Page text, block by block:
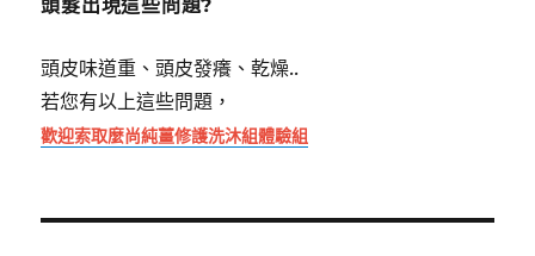
頭髮出現這些問題?
頭皮味道重、頭皮發癢、乾燥..
若您有以上這些問題，
歡迎索取麼尚純薑修護洗沐組體驗組